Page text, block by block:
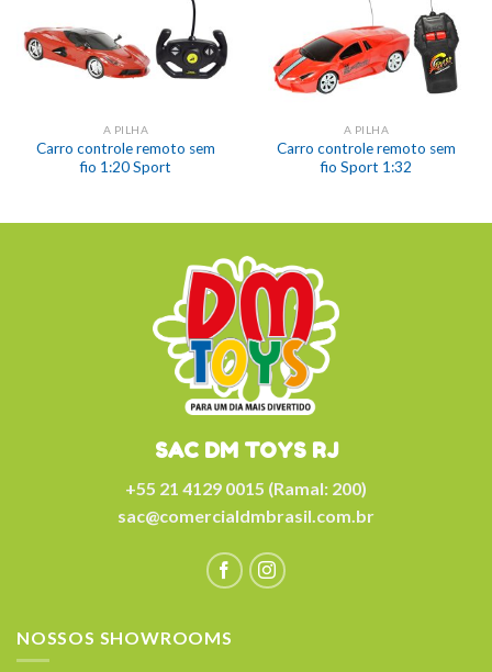
A PILHA
Carro controle remoto sem
fio 1:20 Sport
A PILHA
Carro controle remoto sem
fio Sport 1:32
SAC DM TOYS RJ
+55 21 4129 0015 (Ramal: 200)
sac@comercialdmbrasil.com.br
NOSSOS SHOWROOMS